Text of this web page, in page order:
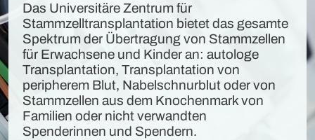
Das Universitäre Zentrum für
Stammzelltransplantation bietet das gesamte
Spektrum der Übertragung von Stammzellen
für Erwachsene und Kinder an: autologe
Transplantation, Transplantation von
peripherem Blut, Nabelschnurblut oder von
Stammzellen aus dem Knochenmark von
Familien oder nicht verwandten
Spenderinnen und Spendern.